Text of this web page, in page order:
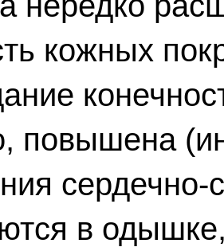
кожных
повышена
сердечно-
в